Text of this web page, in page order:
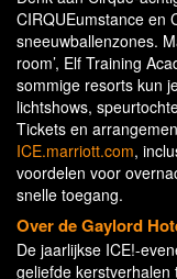
CIRQUEumstance en
sneeuwballenzones.
room’, Elf Training
sommige resorts kun
lichtshows,
Tickets en
ICE.marriott.com,
voordelen voor
snelle toegang.
Over de Gaylord
De jaarlijkse ICE!-
geliefde